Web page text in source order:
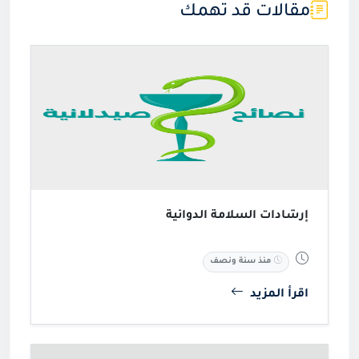
مقالات قد تهمك
إرشادات السلامة الدوائية
منذ سنة ونصف
اقرأ المزيد